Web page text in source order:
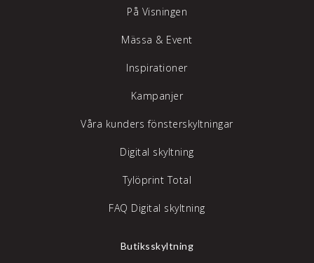
På Visningen
Mässa & Event
Inspirationer
Kampanjer
Våra kunders fönsterskyltningar
Digital skyltning
Tylöprint Total
FAQ Digital skyltning
Butiksskyltning